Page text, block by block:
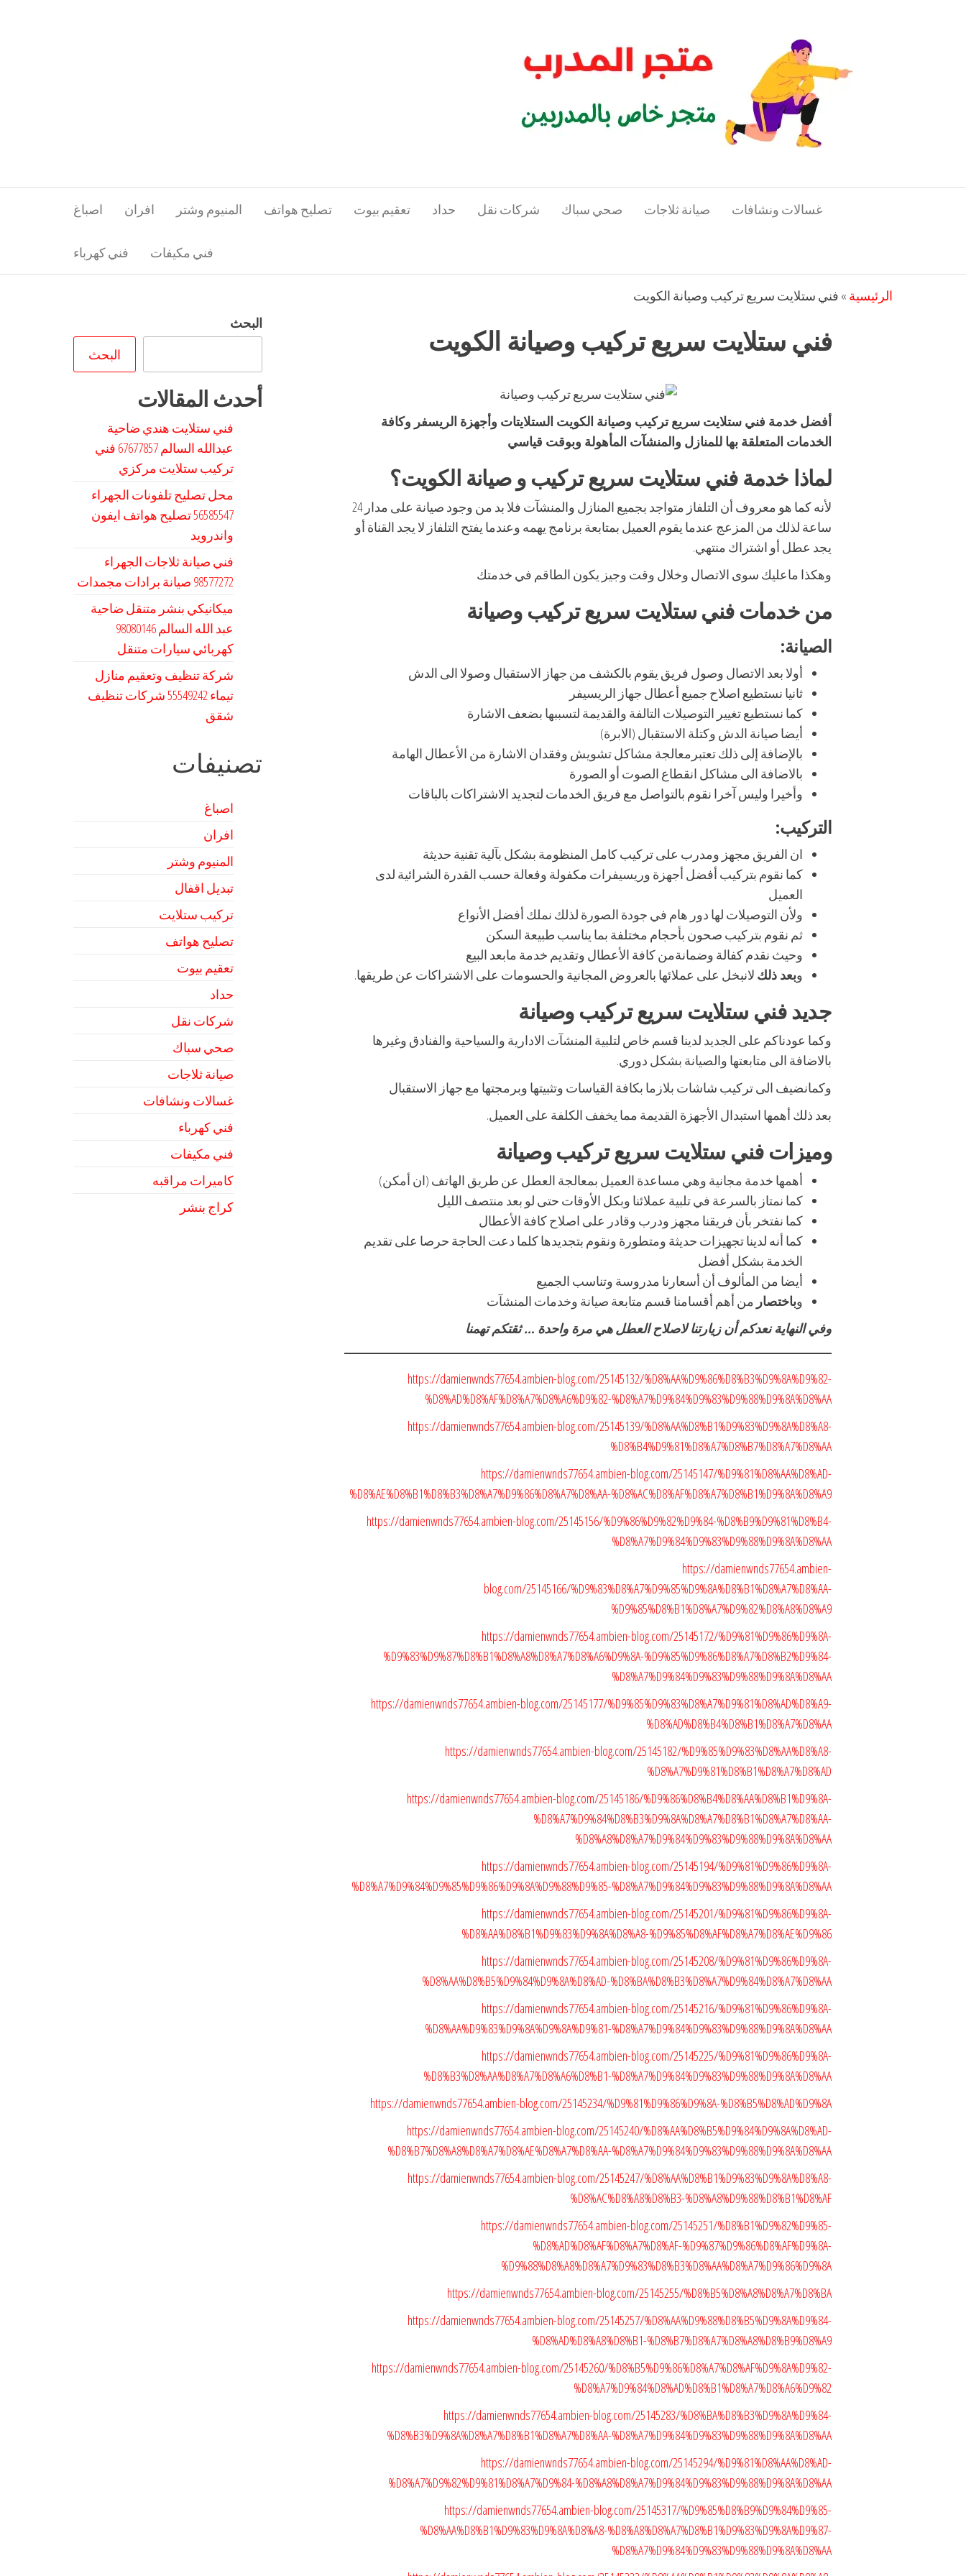
المدرب
الرياضيين
اصباغ افران المنيوم وشتر تصليح هواتف تعقيم بيوت حداد شركات نقل صحي سباك صيانة ثلاجات غسالات ونشافات
فني كهرباء فني مكيفات
الرئيسية » فني ستلايت سريع تركيب وصيانة الكويت
فني ستلايت سريع تركيب وصيانة الكويت
أفضل خدمة فني ستلايت سريع تركيب وصيانة الكويت الستلايتات وأجهزة الريسفر وكافة
الخدمات المتعلقة بها للمنازل والمنشآت المأهولة وبوقت قياسي
لماذا خدمة فني ستلايت سريع تركيب و صيانة الكويت؟
لأنه كما هو معروف أن التلفاز متواجد بجميع المنازل والمنشآت فلا بد من وجود صيانة على مدار 24
ساعة لذلك من المزعج عندما يقوم العميل بمتابعة برنامج يهمه وعندما يفتح التلفاز لا يجد القناة أو
يجد عطل أو اشتراك منتهي.
وهكذا ماعليك سوى الاتصال وخلال وقت وجيز يكون الطاقم في خدمتك
من خدمات فني ستلايت سريع تركيب وصيانة
الصيانة:
أولا بعد الاتصال وصول فريق يقوم بالكشف من جهاز الاستقبال وصولا الى الدش
ثانيا نستطيع اصلاح جميع أعطال جهاز الريسيفر
كما نستطيع تغيير التوصيلات التالفة والقديمة لتسببها بضعف الاشارة
أيضا صيانة الدش وكتلة الاستقبال (الابرة)
بالإضافة إلى ذلك تعتبرمعالجة مشاكل تشويش وفقدان الاشارة من الأعطال الهامة
بالاضافة الى مشاكل انقطاع الصوت أو الصورة
وأخيرا وليس آخرا نقوم بالتواصل مع فريق الخدمات لتجديد الاشتراكات بالباقات
التركيب:
ان الفريق مجهز ومدرب على تركيب كامل المنظومة بشكل بآلية تقنية حديثة
كما نقوم بتركيب أفضل أجهزة وريسيفرات مكفولة وفعالة حسب القدرة الشرائية لدى
العميل
ولأن التوصيلات لها دور هام في جودة الصورة لذلك نملك أفضل الأنواع
ثم نقوم بتركيب صحون بأحجام مختلفة بما يناسب طبيعة السكن
وحيث نقدم كفالة وضمانةمن كافة الأعطال وتقديم خدمة مابعد البيع
وبعد ذلك لانبخل على عملائها بالعروض المجانية والحسومات على الاشتراكات عن طريقها.
جديد فني ستلايت سريع تركيب وصيانة
وكما عودناكم على الجديد لدينا قسم خاص لتلبية المنشآت الادارية والسياحية والفنادق وغيرها
بالاضافة الى متابعتها والصيانة بشكل دوري.
وكمانضيف الى تركيب شاشات بلازما بكافة القياسات وتثبيتها وبرمجتها مع جهاز الاستقبال
بعد ذلك أهمها استبدال الأجهزة القديمة مما يخفف الكلفة على العميل.
وميزات فني ستلايت سريع تركيب وصيانة
أهمها خدمة مجانية وهي مساعدة العميل بمعالجة العطل عن طريق الهاتف (ان أمكن)
كما نمتاز بالسرعة في تلبية عملائنا وبكل الأوقات حتى لو بعد منتصف الليل
كما نفتخر بأن فريقنا مجهز ودرب وقادر على اصلاح كافة الأعطال
كما أنه لدينا تجهيزات حديثة ومتطورة ونقوم بتجديدها كلما دعت الحاجة حرصا على تقديم
الخدمة بشكل أفضل
أيضا من المألوف أن أسعارنا مدروسة وتناسب الجميع
وباختصار من أهم أقسامنا قسم متابعة صيانة وخدمات المنشآت
وفي النهاية نعدكم أن زيارتنا لاصلاح العطل هي مرة واحدة … ثقتكم تهمنا
https://damienwnds77654.ambien-blog.com/25145132/%D8%AA%D9%86%D8%B3%D9%8A%D9%82-
%D8%AD%D8%AF%D8%A7%D8%A6%D9%82-%D8%A7%D9%84%D9%83%D9%88%D9%8A%D8%AA
https://damienwnds77654.ambien-blog.com/25145139/%D8%AA%D8%B1%D9%83%D9%8A%D8%A8-
%D8%B4%D9%81%D8%A7%D8%B7%D8%A7%D8%AA
https://damienwnds77654.ambien-blog.com/25145147/%D9%81%D8%AA%D8%AD-
%D8%AE%D8%B1%D8%B3%D8%A7%D9%86%D8%A7%D8%AA-%D8%AC%D8%AF%D8%A7%D8%B1%D9%8A%D8%A9
https://damienwnds77654.ambien-blog.com/25145156/%D9%86%D9%82%D9%84-%D8%B9%D9%81%D8%B4-
%D8%A7%D9%84%D9%83%D9%88%D9%8A%D8%AA
https://damienwnds77654.ambien-
blog.com/25145166/%D9%83%D8%A7%D9%85%D9%8A%D8%B1%D8%A7%D8%AA-
%D9%85%D8%B1%D8%A7%D9%82%D8%A8%D8%A9
https://damienwnds77654.ambien-blog.com/25145172/%D9%81%D9%86%D9%8A-
%D9%83%D9%87%D8%B1%D8%A8%D8%A7%D8%A6%D9%8A-%D9%85%D9%86%D8%A7%D8%B2%D9%84-
%D8%A7%D9%84%D9%83%D9%88%D9%8A%D8%AA
https://damienwnds77654.ambien-blog.com/25145177/%D9%85%D9%83%D8%A7%D9%81%D8%AD%D8%A9-
%D8%AD%D8%B4%D8%B1%D8%A7%D8%AA
https://damienwnds77654.ambien-blog.com/25145182/%D9%85%D9%83%D8%AA%D8%A8-
%D8%A7%D9%81%D8%B1%D8%A7%D8%AD
https://damienwnds77654.ambien-blog.com/25145186/%D9%86%D8%B4%D8%AA%D8%B1%D9%8A-
%D8%A7%D9%84%D8%B3%D9%8A%D8%A7%D8%B1%D8%A7%D8%AA-
%D8%A8%D8%A7%D9%84%D9%83%D9%88%D9%8A%D8%AA
https://damienwnds77654.ambien-blog.com/25145194/%D9%81%D9%86%D9%8A-
%D8%A7%D9%84%D9%85%D9%86%D9%8A%D9%88%D9%85-%D8%A7%D9%84%D9%83%D9%88%D9%8A%D8%AA
https://damienwnds77654.ambien-blog.com/25145201/%D9%81%D9%86%D9%8A-
%D8%AA%D8%B1%D9%83%D9%8A%D8%A8-%D9%85%D8%AF%D8%A7%D8%AE%D9%86
https://damienwnds77654.ambien-blog.com/25145208/%D9%81%D9%86%D9%8A-
%D8%AA%D8%B5%D9%84%D9%8A%D8%AD-%D8%BA%D8%B3%D8%A7%D9%84%D8%A7%D8%AA
https://damienwnds77654.ambien-blog.com/25145216/%D9%81%D9%86%D9%8A-
%D8%AA%D9%83%D9%8A%D9%8A%D9%81-%D8%A7%D9%84%D9%83%D9%88%D9%8A%D8%AA
https://damienwnds77654.ambien-blog.com/25145225/%D9%81%D9%86%D9%8A-
%D8%B3%D8%AA%D8%A7%D8%A6%D8%B1-%D8%A7%D9%84%D9%83%D9%88%D9%8A%D8%AA
https://damienwnds77654.ambien-blog.com/25145234/%D9%81%D9%86%D9%8A-%D8%B5%D8%AD%D9%8A
https://damienwnds77654.ambien-blog.com/25145240/%D8%AA%D8%B5%D9%84%D9%8A%D8%AD-
%D8%B7%D8%A8%D8%A7%D8%AE%D8%A7%D8%AA-%D8%A7%D9%84%D9%83%D9%88%D9%8A%D8%AA
https://damienwnds77654.ambien-blog.com/25145247/%D8%AA%D8%B1%D9%83%D9%8A%D8%A8-
%D8%AC%D8%A8%D8%B3-%D8%A8%D9%88%D8%B1%D8%AF
https://damienwnds77654.ambien-blog.com/25145251/%D8%B1%D9%82%D9%85-
%D8%AD%D8%AF%D8%A7%D8%AF-%D9%87%D9%86%D8%AF%D9%8A-
%D9%88%D8%A8%D8%A7%D9%83%D8%B3%D8%AA%D8%A7%D9%86%D9%8A
https://damienwnds77654.ambien-blog.com/25145255/%D8%B5%D8%A8%D8%A7%D8%BA
https://damienwnds77654.ambien-blog.com/25145257/%D8%AA%D9%88%D8%B5%D9%8A%D9%84-
%D8%AD%D8%A8%D8%B1-%D8%B7%D8%A7%D8%A8%D8%B9%D8%A9
https://damienwnds77654.ambien-blog.com/25145260/%D8%B5%D9%86%D8%A7%D8%AF%D9%8A%D9%82-
%D8%A7%D9%84%D8%AD%D8%B1%D8%A7%D8%A6%D9%82
https://damienwnds77654.ambien-blog.com/25145283/%D8%BA%D8%B3%D9%8A%D9%84-
%D8%B3%D9%8A%D8%A7%D8%B1%D8%A7%D8%AA-%D8%A7%D9%84%D9%83%D9%88%D9%8A%D8%AA
https://damienwnds77654.ambien-blog.com/25145294/%D9%81%D8%AA%D8%AD-
%D8%A7%D9%82%D9%81%D8%A7%D9%84-%D8%A8%D8%A7%D9%84%D9%83%D9%88%D9%8A%D8%AA
https://damienwnds77654.ambien-blog.com/25145317/%D9%85%D8%B9%D9%84%D9%85-
%D8%AA%D8%B1%D9%83%D9%8A%D8%A8-%D8%A8%D8%A7%D8%B1%D9%83%D9%8A%D9%87-
%D8%A7%D9%84%D9%83%D9%88%D9%8A%D8%AA
البحث
البحث
أحدث المقالات
فني ستلايت هندي ضاحية
عبدالله السالم 67677857 فني
تركيب ستلايت مركزي
محل تصليح تلفونات الجهراء
56585547 تصليح هواتف ايفون
واندرويد
فني صيانة ثلاجات الجهراء
98577272 صيانة برادات مجمدات
ميكانيكي بنشر متنقل ضاحية
كهربائي سيارات متنقل
شركة تنظيف وتعقيم منازل
تيماء 55549242 شركات تنظيف
شقق
تصنيفات
اصباغ
افران
المنيوم وشتر
تبديل اقفال
تركيب ستلايت
تصليح هواتف
تعقيم بيوت
حداد
شركات نقل
صحي سباك
صيانة ثلاجات
غسالات ونشافات
فني كهرباء
فني مكيفات
كاميرات مراقبه
كراج بنشر